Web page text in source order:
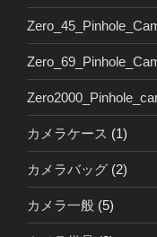
カメラケース (1)
カメラバッグ (2)
カメラ一般 (5)